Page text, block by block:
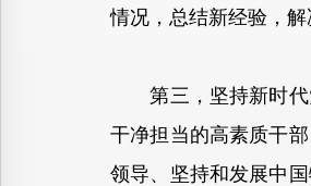
情况，总结新经验，
第三，坚持新时代
干净担当的高素质干
领导、坚持和发展中